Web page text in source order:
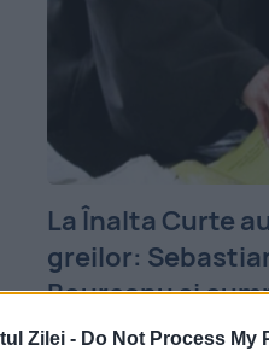
Zilei - Do Not Process My
La Înalta Curte
greilor:
Boureanu și
Geoană, judecați